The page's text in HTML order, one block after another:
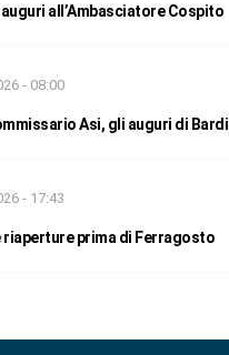
all’Ambasciatore Cospito
- 08:00
Asi, gli auguri di Bardi
- 17:43
riaperture prima di Ferragosto